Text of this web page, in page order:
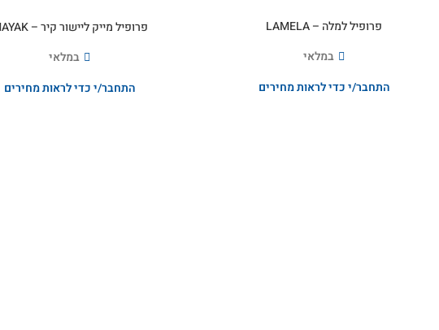
פרופיל למלה – LAMELA
במלאי
התחבר/י כדי לראות מחירים
פרופיל מייק ליישור קיר – MAYAK
במלאי
התחבר/י כדי לראות מחירים